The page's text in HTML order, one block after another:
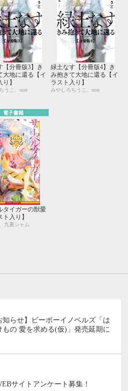
【分冊版3】き
大地に還る【イ
】
うこ、user
緑土なす【分冊版4】き
み抱きて大地に還る【イ
ラスト入り】
みやしろちうこ、user
電子書籍
タイガーの獣愛
ト入り】
九重シャム
知らせ】ビーボーイノベルズ「は
もの 愛を求める(仮)」発売延期に
サイトアンケート募集！